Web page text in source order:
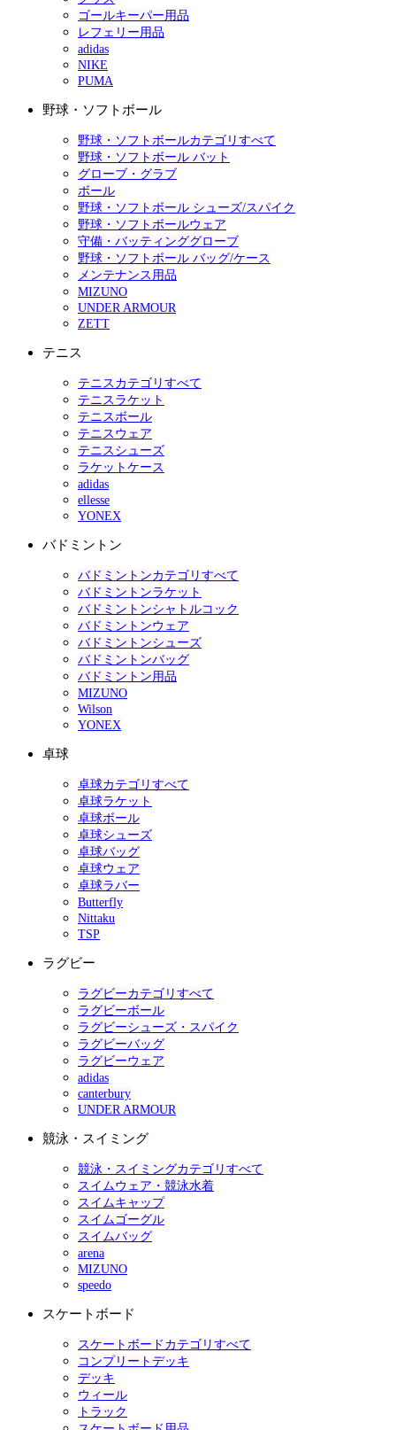
ゴールキーパー用品
レフェリー用品
adidas
NIKE
PUMA
野球・ソフトボール
野球・ソフトボールカテゴリすべて
野球・ソフトボール バット
グローブ・グラブ
ボール
野球・ソフトボール シューズ/スパイク
野球・ソフトボールウェア
守備・バッティンググローブ
野球・ソフトボール バッグ/ケース
メンテナンス用品
MIZUNO
UNDER ARMOUR
ZETT
テニス
テニスカテゴリすべて
テニスラケット
テニスボール
テニスウェア
テニスシューズ
ラケットケース
adidas
ellesse
YONEX
バドミントン
バドミントンカテゴリすべて
バドミントンラケット
バドミントンシャトルコック
バドミントンウェア
バドミントンシューズ
バドミントンバッグ
バドミントン用品
MIZUNO
Wilson
YONEX
卓球
卓球カテゴリすべて
卓球ラケット
卓球ボール
卓球シューズ
卓球バッグ
卓球ウェア
卓球ラバー
Butterfly
Nittaku
TSP
ラグビー
ラグビーカテゴリすべて
ラグビーボール
ラグビーシューズ・スパイク
ラグビーバッグ
ラグビーウェア
adidas
canterbury
UNDER ARMOUR
競泳・スイミング
競泳・スイミングカテゴリすべて
スイムウェア・競泳水着
スイムキャップ
スイムゴーグル
スイムバッグ
arena
MIZUNO
speedo
スケートボード
スケートボードカテゴリすべて
コンプリートデッキ
デッキ
ウィール
トラック